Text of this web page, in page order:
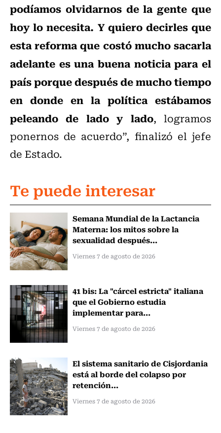
podíamos olvidarnos de la gente que
hoy lo necesita. Y quiero decirles que
esta reforma que costó mucho sacarla
adelante es una buena noticia para el
país porque después de mucho tiempo
en donde en la política estábamos
peleando de lado y lado, logramos
ponernos de acuerdo”, finalizó el jefe
de Estado.
Te puede interesar
Semana Mundial de la Lactancia
Materna: los mitos sobre la
sexualidad después...
Viernes 7 de agosto de 2026
41 bis: La "cárcel estricta" italiana
que el Gobierno estudia
implementar para...
Viernes 7 de agosto de 2026
El sistema sanitario de Cisjordania
está al borde del colapso por
retención...
Viernes 7 de agosto de 2026